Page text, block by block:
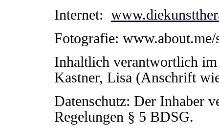
Internet:
Fotografie: www.about.me/
Inhaltlich verantwortlich
Kastner, Lisa (Anschrift
Datenschutz: Der Inhaber
Regelungen § 5 BDSG.